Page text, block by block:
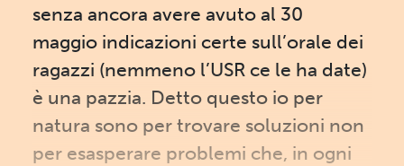
senza ancora avere avuto al 30
maggio indicazioni certe sull’orale dei
ragazzi (nemmeno l’USR ce le ha date)
è una pazzia. Detto questo io per
natura sono per trovare soluzioni non
per esasperare problemi che, in ogni